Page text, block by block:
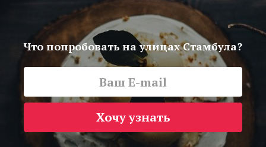
Что попробовать на улицах Стамбула?
Хочу узнать